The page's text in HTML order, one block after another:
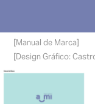
[Manual de Marca]
[Design Gráfico: